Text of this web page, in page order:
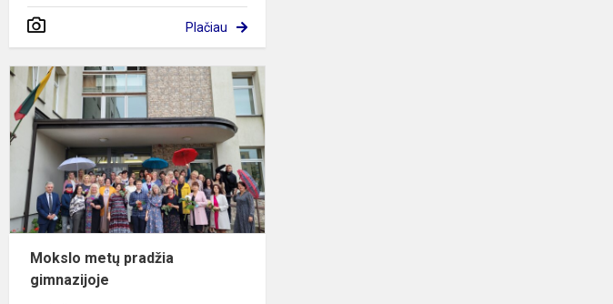
Plačiau
Kvietimas
Lietuvos
jaunųjų
matematikų
mokyklą
pradžia
gimnazijoje
Mokslo metų pradžia
gimnazijoje